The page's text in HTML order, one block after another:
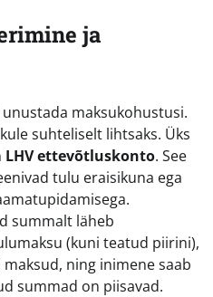
ja
maksukohustusi.
suhteliselt lihtsaks. Üks
LHV ettevõtluskonto. See
tulu eraisikuna ega
summalt läheb
(kuni teatud piirini),
ning inimene saab
summad on piisavad.